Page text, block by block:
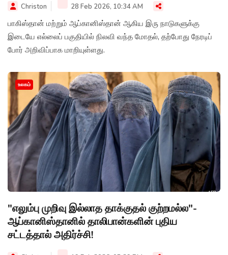
Christon 28 Feb 2026, 10:34 AM
பாகிஸ்தான் மற்றும் ஆப்கானிஸ்தான் ஆகிய இரு நாடுகளுக்கு
இடையே எல்லைப் பகுதியில் நிலவி வந்த மோதல், தற்போது நேரடிப்
போர் அறிவிப்பாக மாறியுள்ளது.
உலகம்
"எலும்பு முறிவு இல்லாத தாக்குதல் குற்றமல்ல"-
ஆப்கானிஸ்தானில் தாலிபான்களின் புதிய
சட்டத்தால் அதிர்ச்சி!